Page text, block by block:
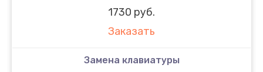
1730 руб.
Заказать
Замена клавиатуры